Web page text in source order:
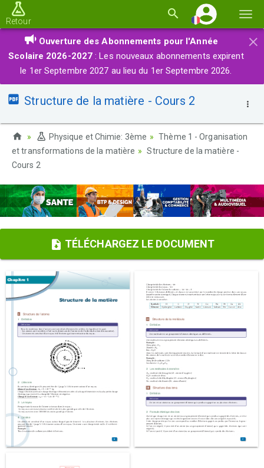
la
Retour
×
Ouverture des Abonnements pour l'Année
Scolaire 2026-2027 : Les nouveaux abonnements expirent
le 1er Septembre 2027 au lieu du 1er Septembre 2026.
Structure de la matière - Cours 2
Physique et Chimie: 3ème
Thème 1 - Organisation
et transformations de la matière
Structure de la matière -
Cours 2
TÉLÉCHARGEZ LE DOCUMENT